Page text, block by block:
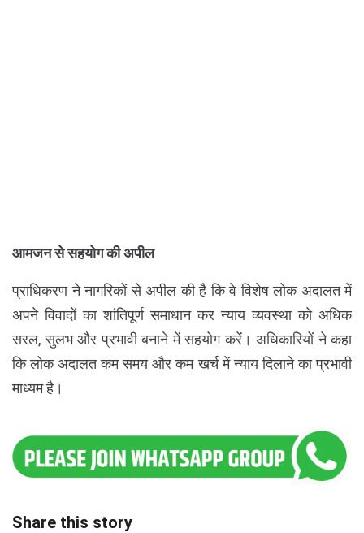
आमजन से सहयोग की अपील
प्राधिकरण ने नागरिकों से अपील की है कि वे विशेष लोक अदालत में
अपने विवादों का शांतिपूर्ण समाधान कर न्याय व्यवस्था को अधिक
सरल, सुलभ और प्रभावी बनाने में सहयोग करें। अधिकारियों ने कहा
कि लोक अदालत कम समय और कम खर्च में न्याय दिलाने का प्रभावी
माध्यम है।
Share this story